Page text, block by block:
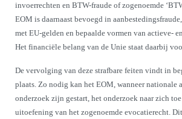
invoerrechten en BTW-fraude of zogenoemde
EOM is daarnaast bevoegd in
met EU-gelden en bepaalde vormen van actieve-
Het financiële belang van de Unie staat daarbij
De vervolging van deze strafbare feiten vindt in
plaats. Zo nodig kan het EOM, wanneer nationale
onderzoek zijn gestart, het onderzoek naar zich
uitoefening van het zogenoemde evocatierecht.